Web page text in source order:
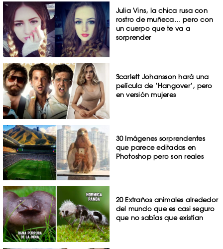
Julia Vins, la chica rusa con
rostro de muñeca… pero con
un cuerpo que te va a
sorprender
Scarlett Johansson hará una
película de ‘Hangover’, pero
en versión mujeres
30 Imágenes sorprendentes
que parece editadas en
Photoshop pero son reales
20 Extraños animales alrededor
del mundo que es casi seguro
que no sabías que existían